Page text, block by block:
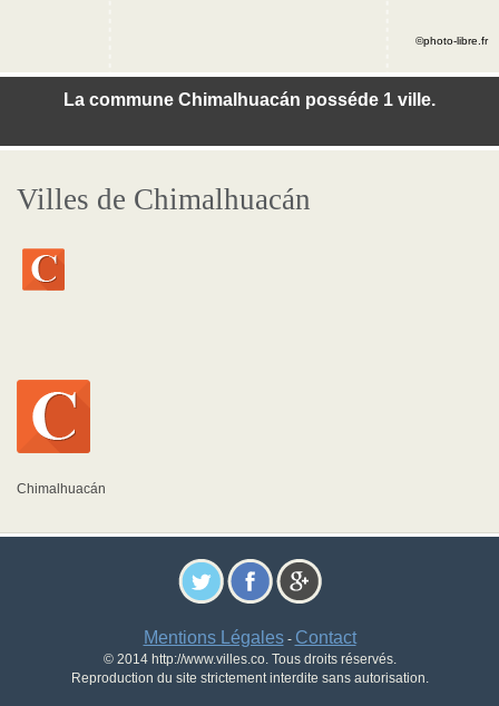
La commune Chimalhuacán posséde 1 ville.
©photo-libre.fr
Villes de Chimalhuacán
Chimalhuacán
Mentions Légales- Contact
© 2014 http://www.villes.co. Tous droits réservés.
Reproduction du site strictement interdite sans autorisation.